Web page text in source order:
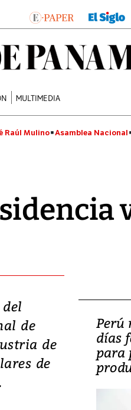
MULTIMEDIA
Raúl Mulino Asamblea Nacional
de
de
de
su
y
Perú
días
para